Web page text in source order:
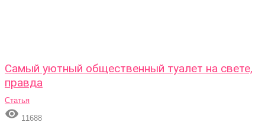
Самый уютный общественный туалет на свете,
правда
Статья
 11688